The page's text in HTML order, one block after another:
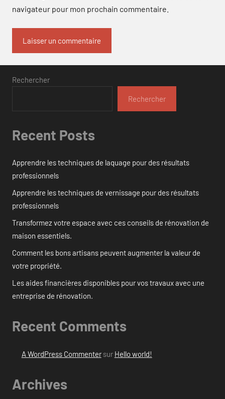
navigateur pour mon prochain commentaire.
Rechercher
Rechercher
Recent Posts
Apprendre les techniques de laquage pour des résultats
professionnels
Apprendre les techniques de vernissage pour des résultats
professionnels
Transformez votre espace avec ces conseils de rénovation de
maison essentiels.
Comment les bons artisans peuvent augmenter la valeur de
votre propriété.
Les aides financières disponibles pour vos travaux avec une
entreprise de rénovation.
Recent Comments
A WordPress Commentersur Hello world!
Archives